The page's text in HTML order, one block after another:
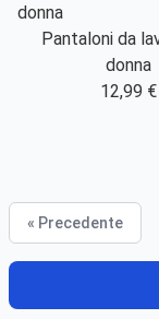
Pantaloni da
donna
12,99 €
« Precedente